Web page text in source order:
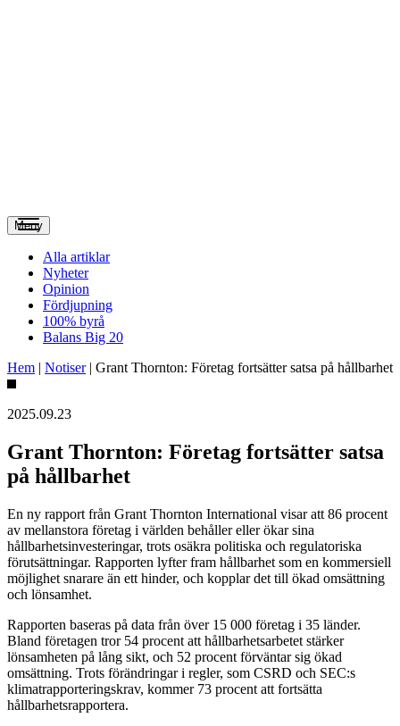
Meny
Alla artiklar
Nyheter
Opinion
Fördjupning
100% byrå
Balans Big 20
Hem | Notiser| Grant Thornton: Företag fortsätter satsa på hållbarhet
2025.09.23
Grant Thornton: Företag fortsätter satsa
på hållbarhet
En ny rapport från Grant Thornton International visar att 86 procent
av mellanstora företag i världen behåller eller ökar sina
hållbarhetsinvesteringar, trots osäkra politiska och regulatoriska
förutsättningar. Rapporten lyfter fram hållbarhet som en kommersiell
möjlighet snarare än ett hinder, och kopplar det till ökad omsättning
och lönsamhet.
Rapporten baseras på data från över 15 000 företag i 35 länder.
Bland företagen tror 54 procent att hållbarhetsarbetet stärker
lönsamheten på lång sikt, och 52 procent förväntar sig ökad
omsättning. Trots förändringar i regler, som CSRD och SEC:s
klimatrapporteringskrav, kommer 73 procent att fortsätta
hållbarhetsrapportera.